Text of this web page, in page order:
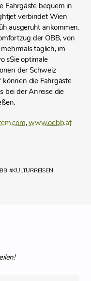
#KULTURREISEN
Fahrgäste bequem in
verbindet Wien
ausgeruht ankommen.
der ÖBB, von
täglich, im
sSie optimale
der Schweiz
können die Fahrgäste
bei der Anreise die
,www.oebb.at